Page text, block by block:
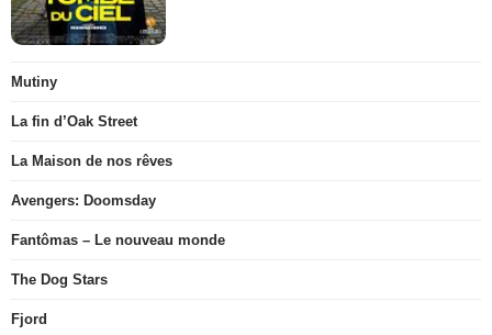
Mutiny
La fin d’Oak Street
La Maison de nos rêves
Avengers: Doomsday
Fantômas – Le nouveau monde
The Dog Stars
Fjord